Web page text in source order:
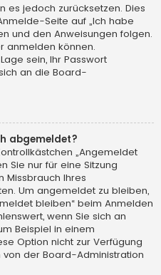
es jedoch zurücksetzen. Dies
Seite auf „Ich habe
und den Anweisungen folgen.
anmelden können.
sein, Ihr Passwort
an die Board-
abgemeldet?
„Angemeldet
Sie nur für eine Sitzung
Missbrauch Ihres
Um angemeldet zu bleiben,
bleiben“ beim Anmelden
wenn Sie sich an
Beispiel in einem
Option nicht zur Verfügung
der Board-Administration